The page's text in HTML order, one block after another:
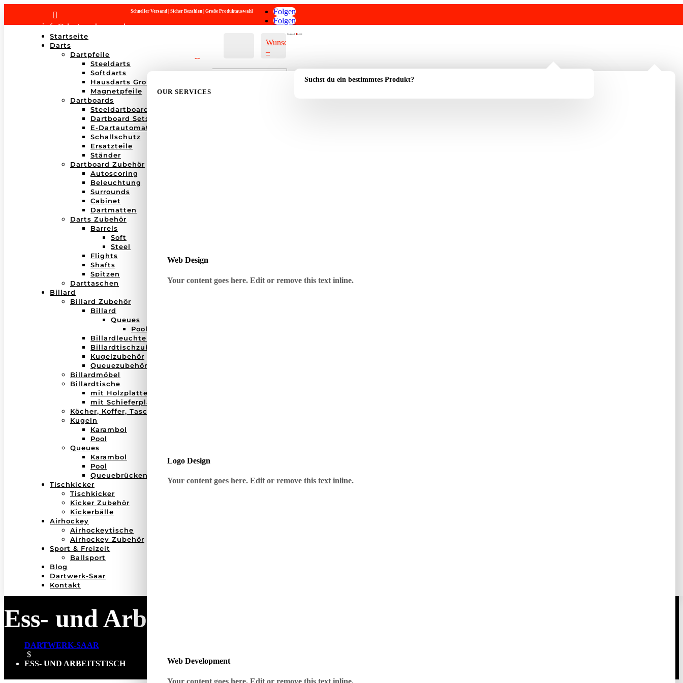

info@dartwerk-saar.de
Schneller Versand | Sicher Bezahlen | Große Produktauswahl
Folgen
Folgen
Startseite
Darts
Dartpfeile
Steeldarts
Softdarts
Hausdarts Großboxen
Magnetpfeile
Dartboards
Steeldartboards
Dartboard Sets
E-Dartautomaten
Schallschutz
Ersatzteile
Ständer
Dartboard Zubehör
Autoscoring
Beleuchtung
Surrounds
Cabinet
Dartmatten
Darts Zubehör
Barrels
Soft
Steel
Flights
Shafts
Spitzen
Darttaschen
Billard
Billard Zubehör
Billard
Queues
Pool
Billardleuchten
Billardtischzubehör
Kugelzubehör
Queuezubehör
Billardmöbel
Billardtische
mit Holzplatte
mit Schieferplatte
Köcher, Koffer, Taschen
Kugeln
Karambol
Pool
Queues
Karambol
Pool
Queuebrücken
Tischkicker
Tischkicker
Kicker Zubehör
Kickerbälle
Airhockey
Airhockeytische
Airhockey Zubehör
Sport & Freizeit
Ballsport
Blog
Dartwerk-Saar
Kontakt
search
Wunschliste
–
Warenkorb 0 0,00 €
Suchst du ein bestimmtes Produkt?
OUR SERVICES
Web Design
Your content goes here. Edit or remove this text inline.
Logo Design
Your content goes here. Edit or remove this text inline.
Web Development
Your content goes here. Edit or remove this text inline.
Ess- und Arbeitstisch
DARTWERK-SAAR
$
ESS- UND ARBEITSTISCH